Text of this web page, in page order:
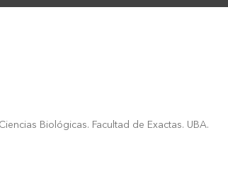
Biológicas. Facultad de Exactas. UBA.